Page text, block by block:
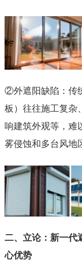
②外遮阳缺陷：传
板）往往施工复杂
响建筑外观等，难
雾侵蚀和多台风地
二、立论：新一代
心优势